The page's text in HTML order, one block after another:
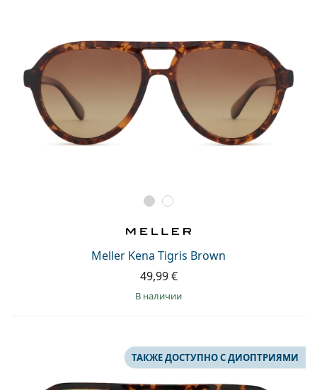
Meller Kena Tigris Brown
49,99 €
в наличии
ТАКЖЕ ДОСТУПНО С ДИОПТРИЯМИ